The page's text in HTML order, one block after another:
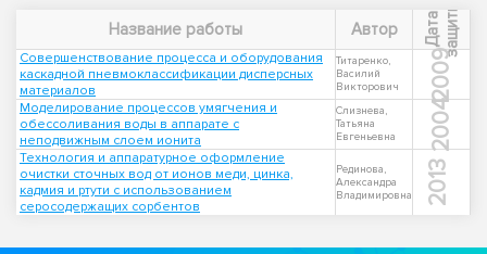
Название работы Автор Д
а
т
а
з
а
щ
и
т ы
Совершенствование процесса и оборудования
каскадной пневмоклассификации дисперсных
материалов
Титаренко,
Василий
Викторович
2009
Моделирование процессов умягчения и
обессоливания воды в аппарате с
неподвижным слоем ионита
Слизнева,
Татьяна
Евгеньевна
2004
Технология и аппаратурное оформление
очистки сточных вод от ионов меди, цинка,
кадмия и ртути с использованием
серосодержащих сорбентов
Рединова,
Александра
Владимировна
2013